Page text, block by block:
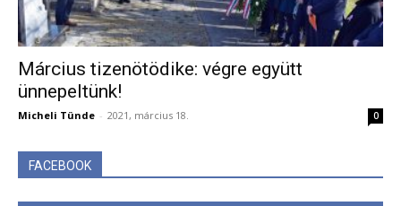
Március tizenötödike: végre együtt
ünnepeltünk!
Micheli Tünde - 2021, március 18. 0
FACEBOOK